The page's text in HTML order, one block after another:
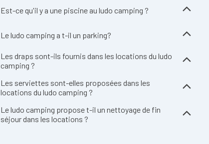
Est-ce qu'il y a une piscine au ludo camping ?
Le ludo camping a t-il un parking?
Les draps sont-ils fournis dans les locations du ludo
camping ?
Les serviettes sont-elles proposées dans les
locations du ludo camping ?
Le ludo camping propose t-il un nettoyage de fin
séjour dans les locations ?